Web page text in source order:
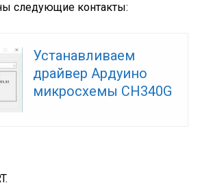
следующие контакты:
Устанавливаем
драйвер Ардуино
микросхемы CH340G